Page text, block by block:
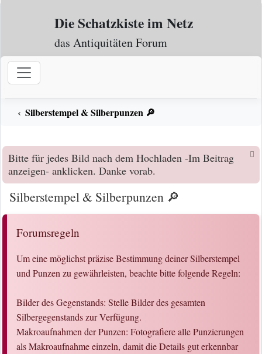
Zum Inhalt
Die Schatzkiste im Netz
das Antiquitäten Forum
Silberstempel & Silberpunzen 🔎
Bitte für jedes Bild nach dem Hochladen -Im Beitrag
anzeigen- anklicken. Danke vorab.
Silberstempel & Silberpunzen 🔎
Forumsregeln
Um eine möglichst präzise Bestimmung deiner Silberstempel
und Punzen zu gewährleisten, beachte bitte folgende Regeln:
Bilder des Gegenstands: Stelle Bilder des gesamten
Silbergegenstands zur Verfügung.
Makroaufnahmen der Punzen: Fotografiere alle Punzierungen
als Makroaufnahme einzeln, damit die Details gut erkennbar